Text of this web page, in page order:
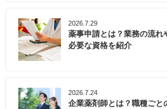
2026.7.29
薬事申請とは？業務の流れ
必要な資格を紹介
2026.7.24
企業薬剤師とは？職種ごと